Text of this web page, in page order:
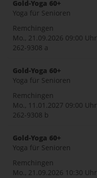
Gold-Yoga 60+
Yoga für Senioren
Remchingen
Mo., 21.09.2026 09:00 Uhr
262-9308 a
Gold-Yoga 60+
Yoga für Senioren
Remchingen
Mo., 11.01.2027 09:00 Uhr
262-9308 b
Gold-Yoga 60+
Yoga für Senioren
Remchingen
Mo., 21.09.2026 10:30 Uhr